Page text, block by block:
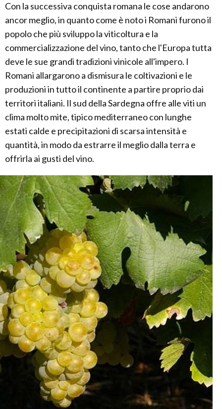
Con la successiva conquista romana le cose andarono
ancor meglio, in quanto come è noto i Romani furono il
popolo che più sviluppo la viticoltura e la
commercializzazione del vino, tanto che l'Europa tutta
deve le sue grandi tradizioni vinicole all'impero. I
Romani allargarono a dismisura le coltivazioni e le
produzioni in tutto il continente a partire proprio dai
territori italiani. Il sud della Sardegna offre alle viti un
clima molto mite, tipico mediterraneo con lunghe
estati calde e precipitazioni di scarsa intensità e
quantità, in modo da estrarre il meglio dalla terra e
offrirla ai gusti del vino.